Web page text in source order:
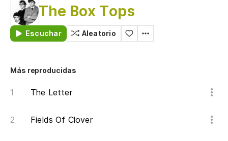
The Box Tops
Escuchar Aleatorio
Más reproducidas
The Letter
Fields Of Clover